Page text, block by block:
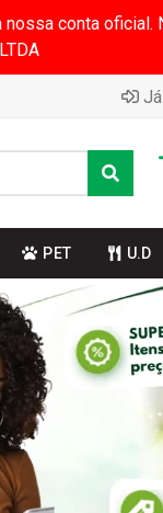
conta
PET U.D